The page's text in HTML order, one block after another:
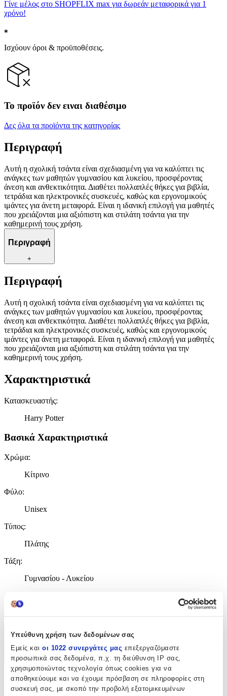
Υπεύθυνη χρήση των δεδομένων σας
Εμείς και οι 1022 συνεργάτες μας επεξεργαζόμαστε
προσωπικά σας δεδομένα, π.χ. τη διεύθυνση IP σας,
χρησιμοποιώντας τεχνολογία όπως cookies για να
αποθηκεύουμε και να έχουμε πρόσβαση σε πληροφορίες στη
συσκευή σας, με σκοπό την προβολή εξατομικευμένων
Γίνε μέλος στο SHOPFLIX max για δωρεάν μεταφορικά για 1
χρόνο!
Ισχύουν όροι & προϋποθέσεις.
Το προϊόν δεν ειναι διαθέσιμο
Δες όλα τα προϊόντα της κατηγορίας
Περιγραφή
Αυτή η σχολική τσάντα είναι σχεδιασμένη για να καλύπτει τις
ανάγκες των μαθητών γυμνασίου και λυκείου, προσφέροντας
άνεση και ανθεκτικότητα. Διαθέτει πολλαπλές θήκες για βιβλία,
τετράδια και ηλεκτρονικές συσκευές, καθώς και εργονομικούς
ιμάντες για άνετη μεταφορά. Είναι η ιδανική επιλογή για μαθητές
που χρειάζονται μια αξιόπιστη και στιλάτη τσάντα για την
καθημερινή τους χρήση.
Περιγραφή
+
Περιγραφή
Αυτή η σχολική τσάντα είναι σχεδιασμένη για να καλύπτει τις
ανάγκες των μαθητών γυμνασίου και λυκείου, προσφέροντας
άνεση και ανθεκτικότητα. Διαθέτει πολλαπλές θήκες για βιβλία,
τετράδια και ηλεκτρονικές συσκευές, καθώς και εργονομικούς
ιμάντες για άνετη μεταφορά. Είναι η ιδανική επιλογή για μαθητές
που χρειάζονται μια αξιόπιστη και στιλάτη τσάντα για την
καθημερινή τους χρήση.
Χαρακτηριστικά
Κατασκευαστής:
Harry Potter
Βασικά Χαρακτηριστικά
Χρώμα:
Κίτρινο
Φύλο:
Unisex
Τύπος:
Πλάτης
Τάξη:
Γυμνασίου - Λυκείου
Θέμα
Χαρακτηριστικά
+
Χαρακτηριστικά